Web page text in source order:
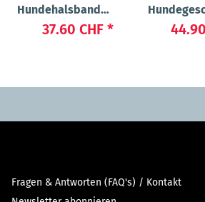
Hundehalsband
"Beauty"
37.60 CHF *
"Ninja"
Fragen & Antworten (FAQ's) / Kontakt